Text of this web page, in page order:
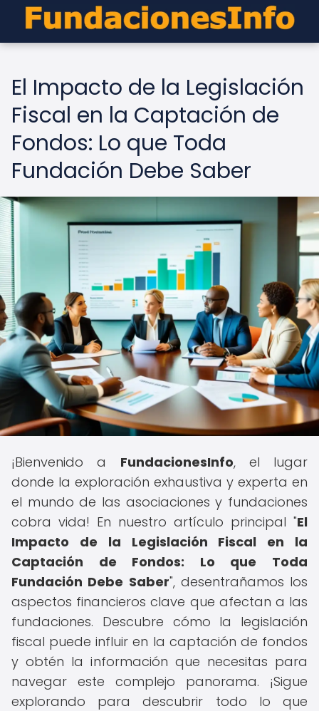
El Impacto de la Legislación
Fiscal en la Captación de
Fondos: Lo que Toda
Fundación Debe Saber
¡Bienvenido a FundacionesInfo, el lugar
donde la exploración exhaustiva y experta en
el mundo de las asociaciones y fundaciones
cobra vida! En nuestro artículo principal "El
Impacto de la Legislación Fiscal en la
Captación de Fondos: Lo que Toda
Fundación Debe Saber", desentrañamos los
aspectos financieros clave que afectan a las
fundaciones. Descubre cómo la legislación
fiscal puede influir en la captación de fondos
y obtén la información que necesitas para
navegar este complejo panorama. ¡Sigue
explorando para descubrir todo lo que